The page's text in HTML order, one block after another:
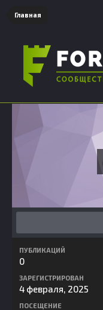
Главная
ПУБЛИКАЦИЙ
0
ЗАРЕГИСТРИРОВАН
4 февраля, 2025
ПОСЕЩЕНИЕ